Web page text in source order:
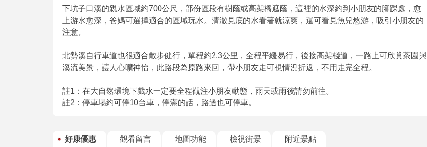
下坑子口溪的親水區域約700公尺，部份區段有樹蔭或高架橋遮蔭，這裡的水深約到小朋友的腳踝處，愈
上游水愈深，爸媽可選擇適合的區域玩水。清澈見底的水看著就涼爽，還可看見魚兒悠游，吸引小朋友的
注意。
北勢溪自行車道也很適合散步健行，單程約2.3公里，全程平緩易行，後接高架棧道，一路上可欣賞茶園與
溪流美景，讓人心曠神怡，此路段為原路來回，帶小朋友走可視情況折返，不用走完全程。
註1：在大自然環境下戲水一定要全程觀注小朋友動態，雨天或雨後請勿前往。
註2：停車場約可停10台車，停滿的話，路邊也可停車。
好康優惠 觀看留言 地圖功能 檢視街景 附近景點